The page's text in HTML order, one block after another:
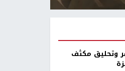
وتحليق مكثف